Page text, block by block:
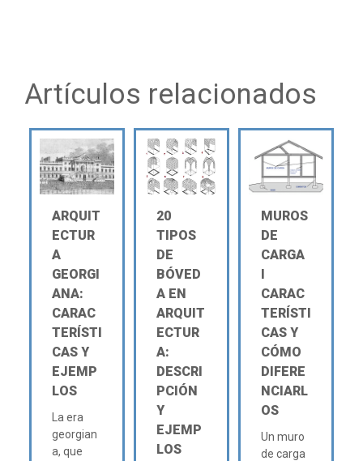
Artículos relacionados
ARQUIT
ECTUR
A
GEORGI
ANA:
CARAC
TERÍSTI
CAS Y
EJEMP
LOS
La era
georgian
a, que
20
TIPOS
DE
BÓVED
A EN
ARQUIT
ECTUR
A:
DESCRI
PCIÓN
Y
EJEMP
LOS
MUROS
DE
CARGA
Ι
CARAC
TERÍSTI
CAS Y
CÓMO
DIFERE
NCIARL
OS
Un muro
de carga